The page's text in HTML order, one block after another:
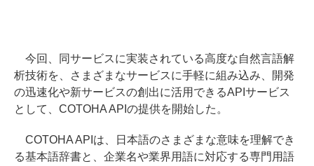
今回、同サービスに実装されている高度な自然言語解
析技術を、さまざまなサービスに手軽に組み込み、開発
の迅速化や新サービスの創出に活用できるAPIサービス
として、COTOHA APIの提供を開始した。
COTOHA APIは、日本語のさまざまな意味を理解でき
る基本語辞書と、企業名や業界用語に対応する専門用語